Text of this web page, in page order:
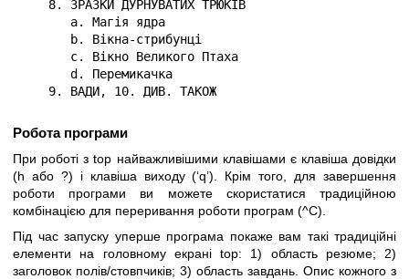
    9. ВАДИ, 10. ДИВ. ТАКОЖ
Робота програми
При роботі з top найважливішими клавішами є клавіша довідки
(h або ?) і клавіша виходу (‘q’). Крім того, для завершення
роботи програми ви можете скористатися традиційною
комбінацією для переривання роботи програм (^C).
Під час запуску уперше програма покаже вам такі традиційні
елементи на головному екрані top: 1) область резюме; 2)
заголовок полів/стовпчиків; 3) область завдань. Опис кожного з